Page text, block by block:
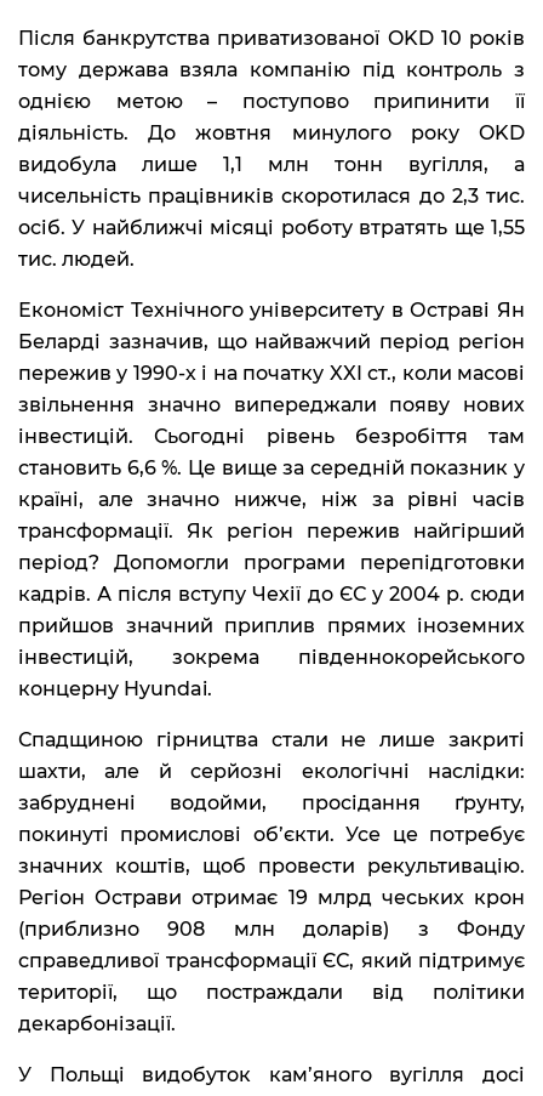
Після банкрутства приватизованої OKD 10 років
тому держава взяла компанію під контроль з
однією метою – поступово припинити її
діяльність. До жовтня минулого року OKD
видобула лише 1,1 млн тонн вугілля, а
чисельність працівників скоротилася до 2,3 тис.
осіб. У найближчі місяці роботу втратять ще 1,55
тис. людей.
Економіст Технічного університету в Остраві Ян
Беларді зазначив, що найважчий період регіон
пережив у 1990-х і на початку XXI ст., коли масові
звільнення значно випереджали появу нових
інвестицій. Сьогодні рівень безробіття там
становить 6,6 %. Це вище за середній показник у
країні, але значно нижче, ніж за рівні часів
трансформації. Як регіон пережив найгірший
період? Допомогли програми перепідготовки
кадрів. А після вступу Чехії до ЄС у 2004 р. сюди
прийшов значний приплив прямих іноземних
інвестицій, зокрема південнокорейського
концерну Hyundai.
Спадщиною гірництва стали не лише закриті
шахти, але й серйозні екологічні наслідки:
забруднені водойми, просідання ґрунту,
покинуті промислові об’єкти. Усе це потребує
значних коштів, щоб провести рекультивацію.
Регіон Острави отримає 19 млрд чеських крон
(приблизно 908 млн доларів) з Фонду
справедливої трансформації ЄС, який підтримує
території, що постраждали від політики
декарбонізації.
У Польщі видобуток кам’яного вугілля досі